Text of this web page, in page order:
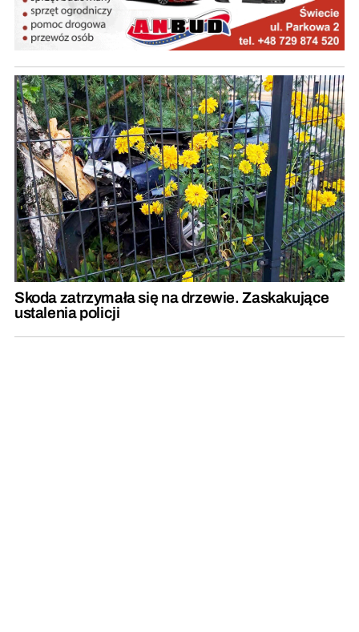
Skoda zatrzymała się na drzewie. Zaskakujące
ustalenia policji